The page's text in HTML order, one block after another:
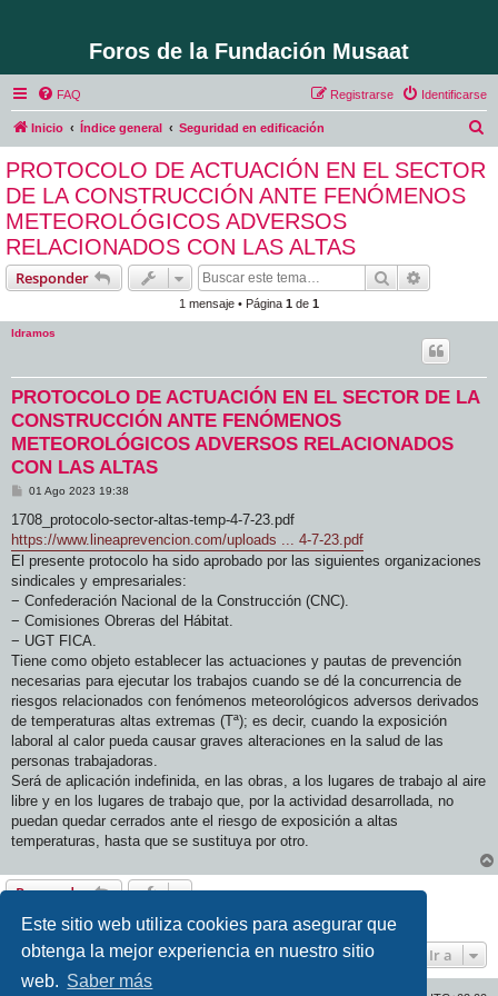
Este sitio web utiliza cookies para asegurar que
obtenga la mejor experiencia en nuestro sitio
web. Saber más
Foros de la Fundación Musaat
FAQ Identificarse
Registrarse
Inicio Índice general Seguridad en edificación
PROTOCOLO DE ACTUACIÓN EN EL SECTOR
DE LA CONSTRUCCIÓN ANTE FENÓMENOS
METEOROLÓGICOS ADVERSOS
RELACIONADOS CON LAS ALTAS
Responder Buscar
1 mensaje • Página 1 de 1
ldramos
PROTOCOLO DE ACTUACIÓN EN EL SECTOR DE LA
CONSTRUCCIÓN ANTE FENÓMENOS
METEOROLÓGICOS ADVERSOS RELACIONADOS
CON LAS ALTAS
M
n
a
e
01 Ago 2023 19:38
1708_protocolo-sector-altas-temp-4-7-23.pdf
https://www.lineaprevencion.com/uploads ... 4-7-23.pdf
El presente protocolo ha sido aprobado por las siguientes organizaciones
sindicales y empresariales:
− Confederación Nacional de la Construcción (CNC).
− Comisiones Obreras del Hábitat.
− UGT FICA.
Tiene como objeto establecer las actuaciones y pautas de prevención
necesarias para ejecutar los trabajos cuando se dé la concurrencia de
riesgos relacionados con fenómenos meteorológicos adversos derivados
de temperaturas altas extremas (Tª); es decir, cuando la exposición
laboral al calor pueda causar graves alteraciones en la salud de las
personas trabajadoras.
Será de aplicación indefinida, en las obras, a los lugares de trabajo al aire
libre y en los lugares de trabajo que, por la actividad desarrollada, no
puedan quedar cerrados ante el riesgo de exposición a altas
temperaturas, hasta que se sustituya por otro.
Responder
1 mensaje • Página de 1
Ir a